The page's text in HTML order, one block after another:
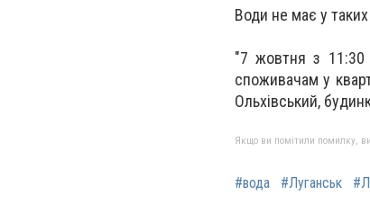
Води не має у
"7 жовтня з 11:30
споживачам у
Ольхівський,
Якщо ви помітили помилку,
#вода #Луганськ